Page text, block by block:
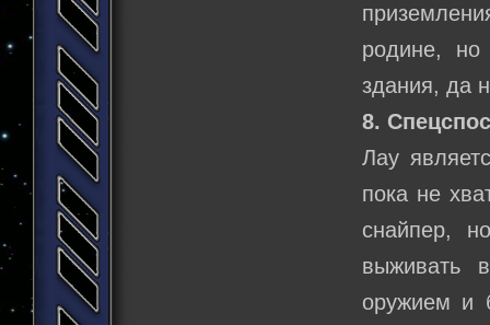
родине,
здания,
8.
Лау
пока не
снайпер,
выживать
оружием и